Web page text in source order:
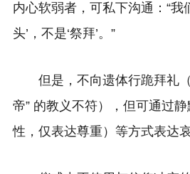
内心软弱者，可私下沟通：“我
头’，不是‘祭拜’。”
但是，不向遗体行跪拜礼
帝” 的教义不符），但可通过
性，仅表达尊重）等方式表达哀